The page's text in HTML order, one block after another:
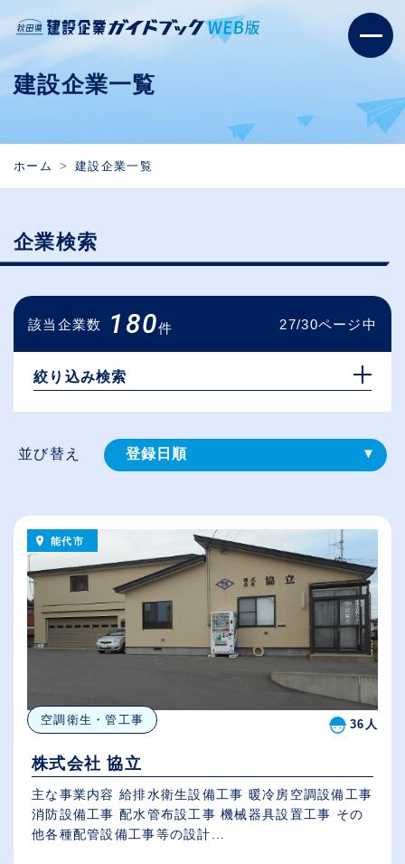
建設企業一覧
ホーム 建設企業一覧
企業検索
該当企業数 180件 27/30ページ中
絞り込み検索
並び替え 登録⽇順
（⾼卒の給与を基準）
従業員が多い順
休日数が多い順
能代市
空調衛生・管工事 36人
株式会社 協立
主な事業内容 給排水衛生設備工事 暖冷房空調設備工事
消防設備工事 配水管布設工事 機械器具設置工事 その
他各種配管設備工事等の設計...